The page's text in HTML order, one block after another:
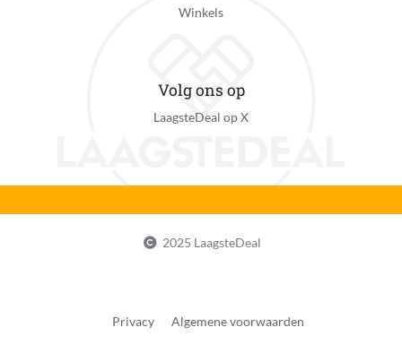
Winkels
Volg ons op
LaagsteDeal op X
2025 LaagsteDeal
Privacy Algemene voorwaarden